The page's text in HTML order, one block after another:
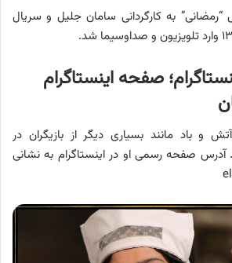
“رمضانی” به کارگردانی سامان جلیل و سریال
صفحه اینستاگرام
و باد مانند بسیاری دیگر از بازیگران در
آدرس صفحه رسمی او در اینستاگرام به نشانی